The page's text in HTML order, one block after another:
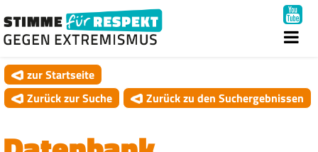
zur Startseite
Zurück zur Suche Zurück zu den Suchergebnissen